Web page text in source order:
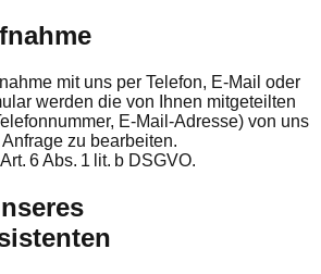
mit uns per Telefon, E-Mail oder
werden die von Ihnen mitgeteilten
E-Mail-Adresse) von uns
zu bearbeiten.
6 Abs. 1 lit. b DSGVO.